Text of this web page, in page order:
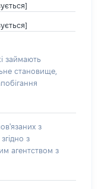
займають
становище,
з
з
агентством з